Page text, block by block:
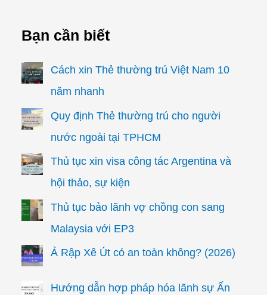
Bạn cần biết
Cách xin Thẻ thường trú Việt Nam 10
năm nhanh
Quy định Thẻ thường trú cho người
nước ngoài tại TPHCM
Thủ tục xin visa công tác Argentina và
hội thảo, sự kiện
Thủ tục bảo lãnh vợ chồng con sang
Malaysia với EP3
Ả Rập Xê Út có an toàn không? (2026)
Hướng dẫn hợp pháp hóa lãnh sự Ấn